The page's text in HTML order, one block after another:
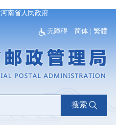
河南省人民政府
无障碍 简体 |繁體
搜索